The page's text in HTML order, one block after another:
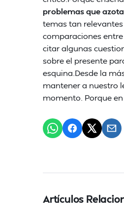
problemas que
temas tan
comparaciones
citar algunas
sobre el presente
esquina.Desde la
mantener a nuestro
momento. Porque
Artículos